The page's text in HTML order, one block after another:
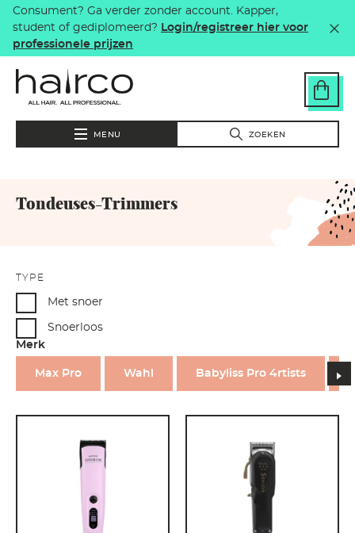
Overslaan en naar de inhoud gaan
Consument? Ga verder zonder account. Kapper,
student of gediplomeerd? Login/registreer hier voor
professionele prijzen
MENU ZOEKEN
Tondeuses-Trimmers
TYPE
Met snoer
Snoerloos
Merk
Max Pro Wahl Babyliss Pro 4rtists